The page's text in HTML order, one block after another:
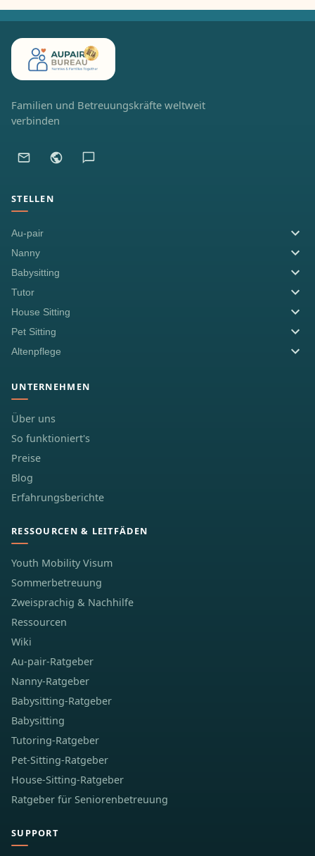
Familien und Betreuungskräfte weltweit
verbinden
STELLEN
Au-pair
Nanny
Babysitting
Tutor
House Sitting
Pet Sitting
Altenpflege
UNTERNEHMEN
Über uns
So funktioniert's
Preise
Blog
Erfahrungsberichte
RESSOURCEN & LEITFÄDEN
Youth Mobility Visum
Sommerbetreuung
Zweisprachig & Nachhilfe
Ressourcen
Wiki
Au-pair-Ratgeber
Nanny-Ratgeber
Babysitting-Ratgeber
Babysitting
Tutoring-Ratgeber
Pet-Sitting-Ratgeber
House-Sitting-Ratgeber
Ratgeber für Seniorenbetreuung
SUPPORT